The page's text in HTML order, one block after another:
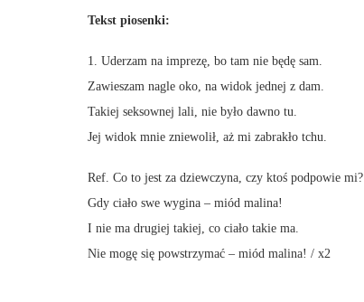
Tekst piosenki:
1. Uderzam na imprezę, bo tam nie będę sam.
Zawieszam nagle oko, na widok jednej z dam.
Takiej seksownej lali, nie było dawno tu.
Jej widok mnie zniewolił, aż mi zabrakło tchu.
Ref. Co to jest za dziewczyna, czy ktoś podpowie mi?
Gdy ciało swe wygina – miód malina!
I nie ma drugiej takiej, co ciało takie ma.
Nie mogę się powstrzymać – miód malina! / x2